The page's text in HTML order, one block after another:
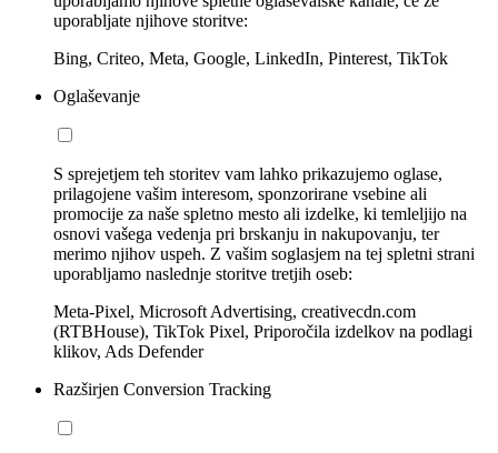
uporabljate njihove storitve:
Bing, Criteo, Meta, Google, LinkedIn, Pinterest, TikTok
Oglaševanje
S sprejetjem teh storitev vam lahko prikazujemo oglase,
prilagojene vašim interesom, sponzorirane vsebine ali
promocije za naše spletno mesto ali izdelke, ki temleljijo na
osnovi vašega vedenja pri brskanju in nakupovanju, ter
merimo njihov uspeh. Z vašim soglasjem na tej spletni strani
uporabljamo naslednje storitve tretjih oseb:
Meta-Pixel, Microsoft Advertising, creativecdn.com
(RTBHouse), TikTok Pixel, Priporočila izdelkov na podlagi
klikov, Ads Defender
Razširjen Conversion Tracking